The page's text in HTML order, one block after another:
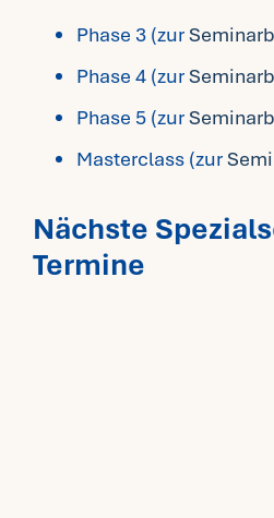
Phase 3 (zur
Phase 4 (zur
Phase 5 (zur
Masterclass (zur
Nächste
Termine